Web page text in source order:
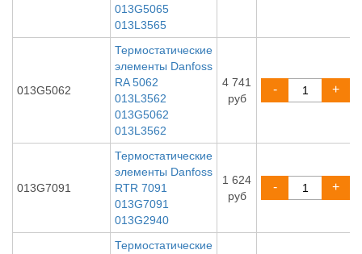
013G5065
013L3565
013G5062
Термостатические
элементы Danfoss
RA 5062
013L3562
013G5062
013L3562
4 741
руб
- +
013G7091
Термостатические
элементы Danfoss
RTR 7091
013G7091
013G2940
1 624
руб
- +
Термостатические